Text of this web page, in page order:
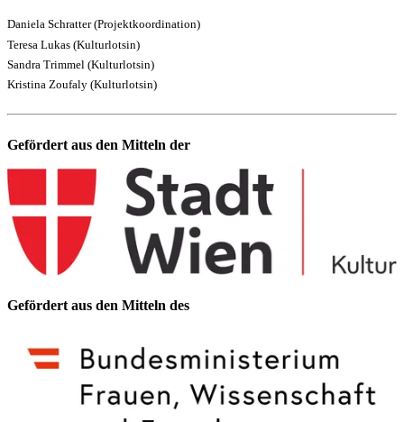
Daniela Schratter (Projektkoordination)
Teresa Lukas (Kulturlotsin)
Sandra Trimmel (Kulturlotsin)
Kristina Zoufaly (Kulturlotsin)
Gefördert aus den Mitteln der
Gefördert aus den Mitteln des